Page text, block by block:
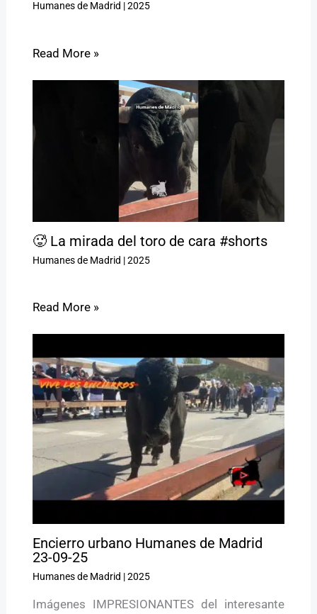
Humanes de Madrid |2025
Read More »
🥵 La mirada del toro de cara #shorts
Humanes de Madrid |2025
Read More »
Encierro urbano Humanes de Madrid
23-09-25
Humanes de Madrid |2025
Imágenes IMPRESIONANTES del interesante